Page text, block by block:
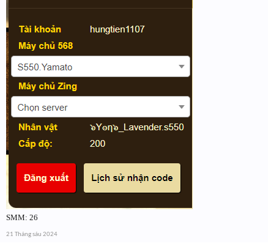
SMM: 26
21 Tháng sáu 2024